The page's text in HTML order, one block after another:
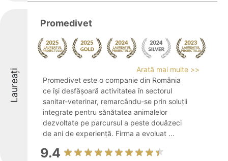
Laureați
Promedivet
Arată mai multe >>
Promedivet este o companie din România
ce își desfășoară activitatea în sectorul
sanitar-veterinar, remarcându-se prin soluții
integrate pentru sănătatea animalelor
dezvoltate pe parcursul a peste douăzeci
de ani de experiență. Firma a evoluat ...
9.4